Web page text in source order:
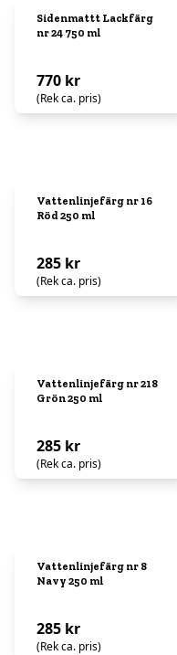
Sidenmattt Lackfärg
nr 24 750 ml
770 kr
(Rek ca. pris)
Vattenlinjefärg nr 16
Röd 250 ml
285 kr
(Rek ca. pris)
Vattenlinjefärg nr 218
Grön 250 ml
285 kr
(Rek ca. pris)
Vattenlinjefärg nr 8
Navy 250 ml
285 kr
(Rek ca. pris)